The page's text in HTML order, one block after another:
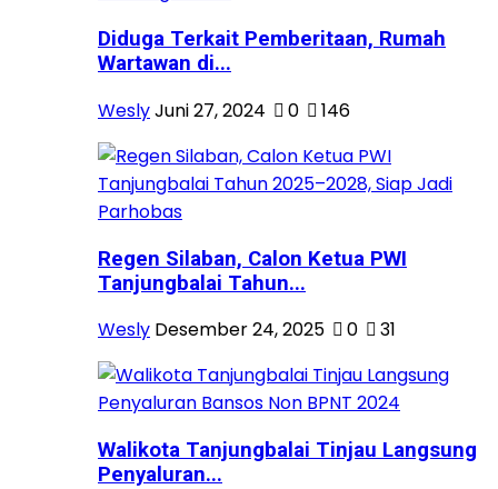
Diduga Terkait Pemberitaan, Rumah
Wartawan di...
WeslyJuni 27, 2024 0 146
Regen Silaban, Calon Ketua PWI
Tanjungbalai Tahun...
Wesly Desember 24, 2025 0 31
Walikota Tanjungbalai Tinjau Langsung
Penyaluran...